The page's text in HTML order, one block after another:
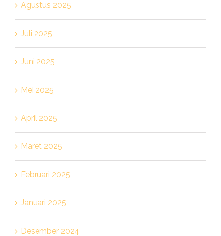
Agustus 2025
Juli 2025
Juni 2025
Mei 2025
April 2025
Maret 2025
Februari 2025
Januari 2025
Desember 2024